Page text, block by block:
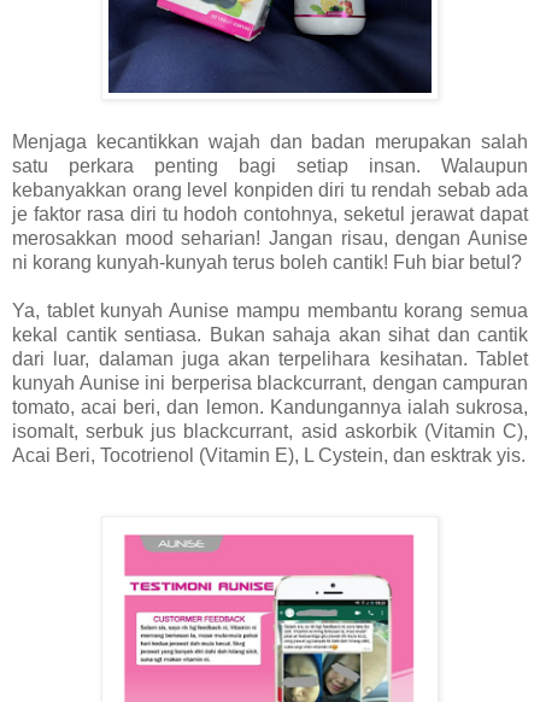
Menjaga kecantikkan wajah dan badan merupakan salah
satu perkara penting bagi setiap insan. Walaupun
kebanyakkan orang level konpiden diri tu rendah sebab ada
je faktor rasa diri tu hodoh contohnya, seketul jerawat dapat
merosakkan mood seharian! Jangan risau, dengan Aunise
ni korang kunyah-kunyah terus boleh cantik! Fuh biar betul?
Ya, tablet kunyah Aunise mampu membantu korang semua
kekal cantik sentiasa. Bukan sahaja akan sihat dan cantik
dari luar, dalaman juga akan terpelihara kesihatan. Tablet
kunyah Aunise ini berperisa blackcurrant, dengan campuran
tomato, acai beri, dan lemon. Kandungannya ialah sukrosa,
isomalt, serbuk jus blackcurrant, asid askorbik (Vitamin C),
Acai Beri, Tocotrienol (Vitamin E), L Cystein, dan esktrak yis.